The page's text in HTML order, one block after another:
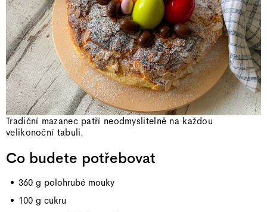
Tradiční mazanec patří neodmyslitelně na každou
velikonoční tabuli.
Co budete potřebovat
360 g polohrubé mouky
100 g cukru